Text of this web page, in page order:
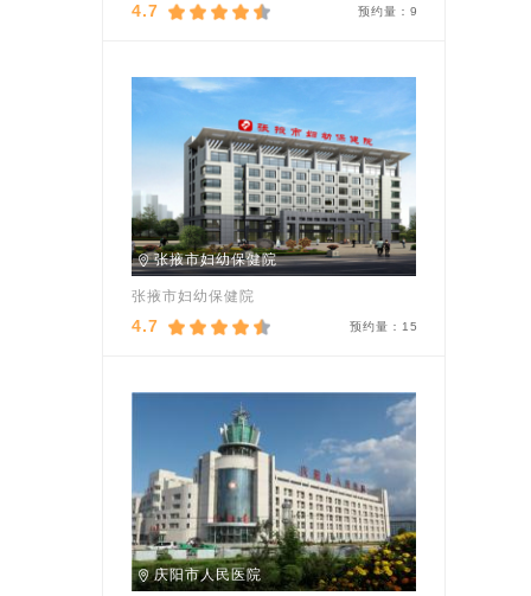
4.7 预约量：9
张掖市妇幼保健院
张掖市妇幼保健院
4.7 预约量： 15
庆阳市人民医院